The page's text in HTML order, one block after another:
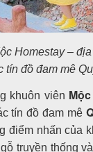
Homestay –
tín đồ đam mê
khuôn viên
tín đồ đam mê
điểm nhấn của
truyền thống